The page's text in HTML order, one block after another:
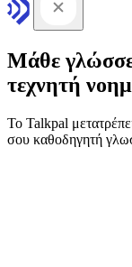
Μάθε
τεχνητή
Το Talkpal
σου καθοδηγητή